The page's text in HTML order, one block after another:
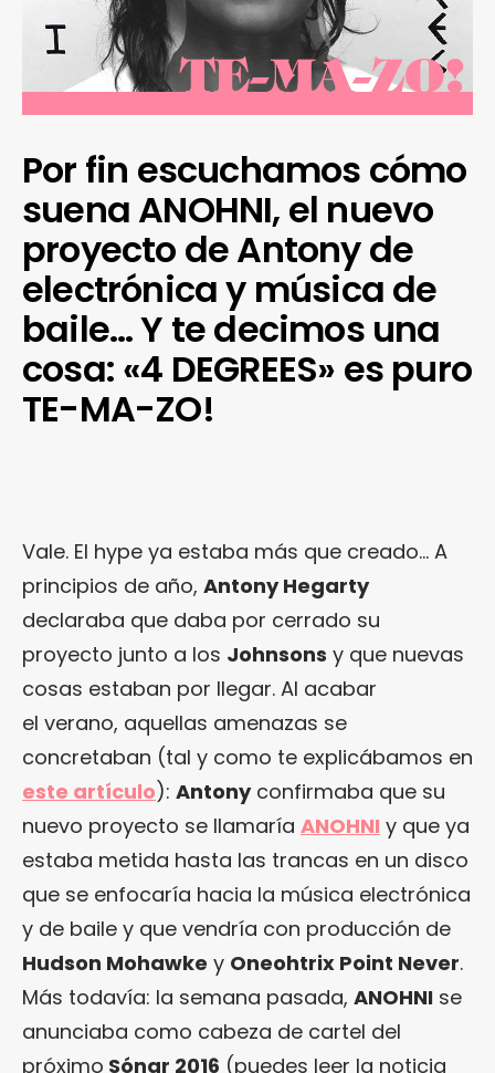
Por fin escuchamos cómo
suena ANOHNI, el nuevo
proyecto de Antony de
electrónica y música de
baile… Y te decimos una
cosa: «4 DEGREES» es puro
TE-MA-ZO!
Vale. El hype ya estaba más que creado… A
principios de año, Antony Hegarty
declaraba que daba por cerrado su
proyecto junto a los Johnsons y que nuevas
cosas estaban por llegar. Al acabar
el verano, aquellas amenazas se
concretaban (tal y como te explicábamos en
este artículo): Antonyconfirmaba que su
nuevo proyecto se llamaría ANOHNI y que ya
estaba metida hasta las trancas en un disco
que se enfocaría hacia la música electrónica
y de baile y que vendría con producción de
Hudson Mohawke y Oneohtrix Point Never.
Más todavía: la semana pasada, ANOHNI se
anunciaba como cabeza de cartel del
próximo Sónar 2016 (puedes leer la noticia